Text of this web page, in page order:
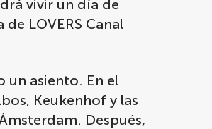
vivir un día de
LOVERS Canal
un asiento. En el
Keukenhof y las
Después,